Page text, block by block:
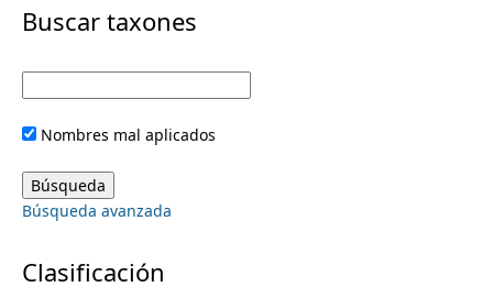
i
m
r
y
t
n
u
Buscar taxones
Nombres mal aplicados
Búsqueda avanzada
Clasificación
Gardenia
Geophila
Guettarda
Hamelia
Hedyotis
Hillia
Hindsia